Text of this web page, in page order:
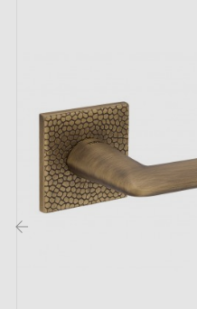
pour la Belgique, la
Vis M4 pour une
Vis et clé Allen de 3
Jeu de vis à bois (sur